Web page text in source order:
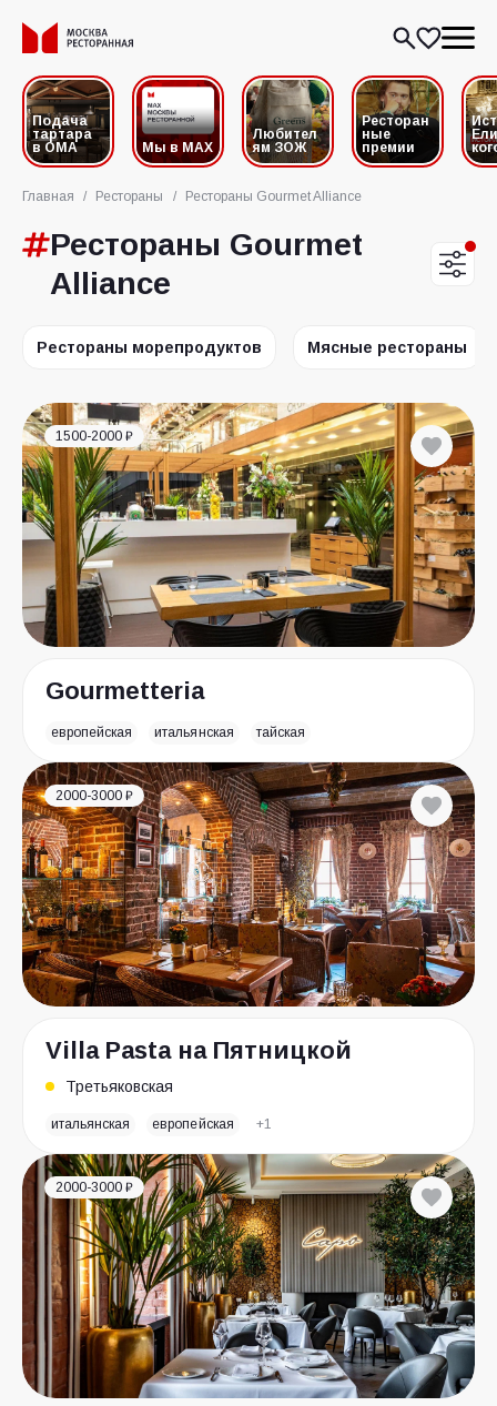
Подача
тартара
в ОМА
Мы в MAX
Любител
ям ЗОЖ
Ресторан
ные
премии
Главная / Рестораны / Рестораны Gourmet Alliance
Рестораны Gourmet
Alliance
Рестораны морепродуктов Мясные рестораны
1500-2000 ₽
Gourmetteria
европейская итальянская тайская
2000-3000 ₽
Villa Pasta на Пятницкой
Третьяковская
итальянская европейская +1
2000-3000 ₽